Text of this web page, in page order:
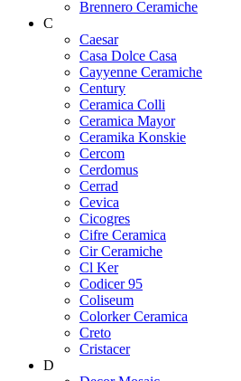
Brennero Ceramiche
C
Caesar
Casa Dolce Casa
Cayyenne Ceramiche
Century
Ceramica Colli
Ceramica Mayor
Ceramika Konskie
Cercom
Cerdomus
Cerrad
Cevica
Cicogres
Cifre Ceramica
Cir Ceramiche
Cl Ker
Codicer 95
Coliseum
Colorker Ceramica
Creto
Cristacer
D